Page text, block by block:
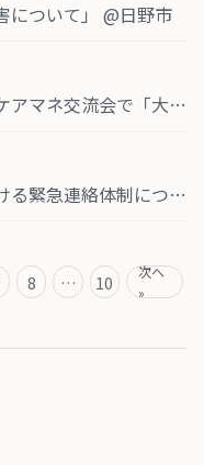
について」 @日野市
【開催レポート】相模原市緑区：ケアマネ交流会で「大人の発達障害について」のお話をさせていただきました。
【重要】通信障害・災害時等における緊急連絡体制について
8 … 10
次へ
»